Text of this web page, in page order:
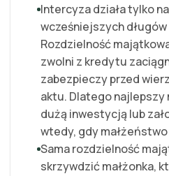
Intercyza działa tylko
wcześniejszych
Rozdzielność
zwolni z kredytu
zabezpieczy przed
aktu. Dlatego
dużą inwestycją lub
wtedy, gdy
Sama rozdzielność
skrzywdzić małżonka,